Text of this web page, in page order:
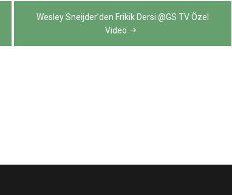
Wesley Sneijder’den Frikik Dersi @GS TV Özel
Video